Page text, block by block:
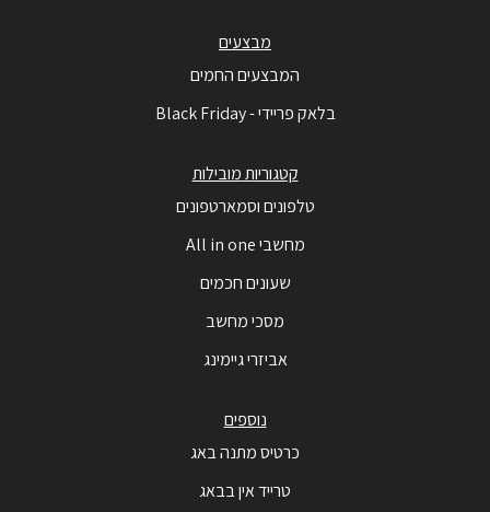
מבצעים
המבצעים החמים
בלאק פריידי - Black Friday
קטגוריות מובילות
טלפונים וסמארטפונים
מחשבי All in one
שעונים חכמים
מסכי מחשב
אביזרי גיימינג
נוספים
כרטיס מתנה באג
טרייד אין בבאג